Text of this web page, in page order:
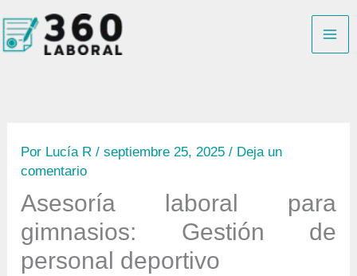
al
Por Lucía R/septiembre 25, 2025/ Deja un
comentario
Asesoría laboral para
gimnasios: Gestión de
personal deportivo
u
r